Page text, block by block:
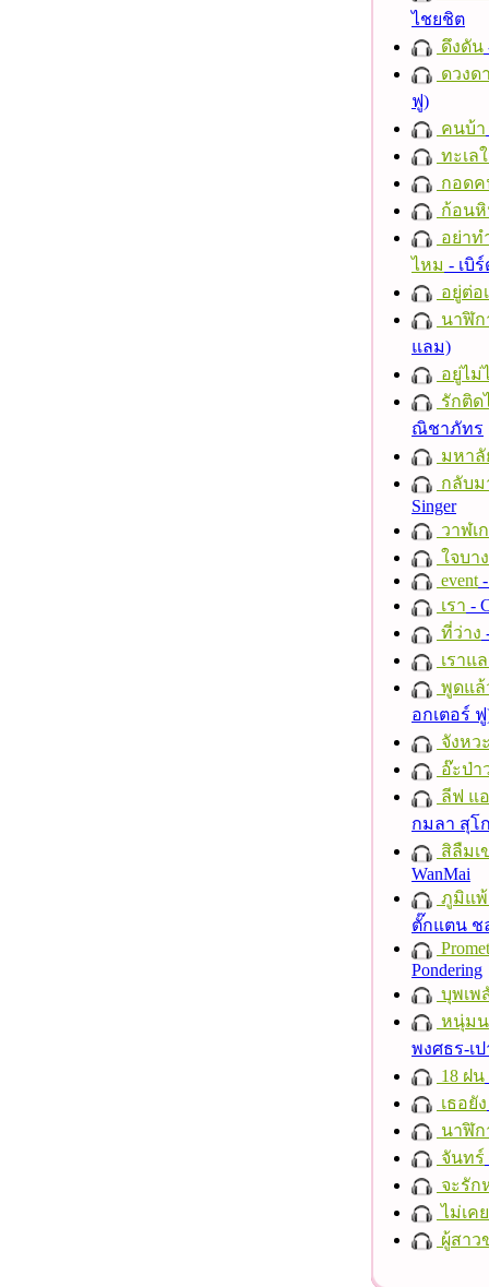
ไชยชิต
ดึงดัน
ดวงด
ฟู)
คนบ้า
ทะเล
กอดค
ก้อน
อย่าท
ไหม - เบิ
อยู่ต่อ
นาฬิก
แลม)
อยู่ไม่
รักติด
ณิชาภัทร
มหาลั
กลับม
Singer
วาฬเ
ใจบาง
event
เรา -
ที่ว่าง
เราแ
พูดแล้
อกเตอร์
จังหว
อ๊ะป่า
ลีฟ แอ
กมลา สุโ
สิลืมเ
WanMai
ภูมิแพ้
ตั๊กแตน ช
Pondering
บุพเพ
หนุ่มน
พงศธร-เ
18 ฝน
เธอยัง
นาฬิก
จันทร์
จะรัก
ไม่เคย
ผู้สาว